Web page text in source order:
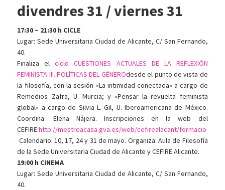
divendres 31 / viernes 31
17:30 – 21:30 h CICLE
Lugar: Sede Universitaria Ciudad de Alicante, C/ San Fernando,
40.
Finaliza elciclo CUESTIONES ACTUALES DE LA REFLEXIÓN
FEMINISTA III. POLÍTICAS DEL GÉNEROdesde el punto de vista de
la filosofía, con la sesión «La intimidad conectada» a cargo de
Remedios Zafra, U. Murcia; y «Pensar la revuelta feminista
global» a cargo de Silvia L. Gil, U. Iberoamericana de México.
Coordina: Elena Nájera. Inscripciones en la web del
CEFIRE:http://mestreacasa.gva.es/web/cefirealacant/formacio
Calendario: 10, 17, 24 y 31 de mayo. Organiza: Aula de Filosofía
de la Sede Universitaria Ciudad de Alicante y CEFIRE Alicante.
19:00 h CINEMA
Lugar: Sede Universitaria Ciudad de Alicante, C/ San Fernando,
40.